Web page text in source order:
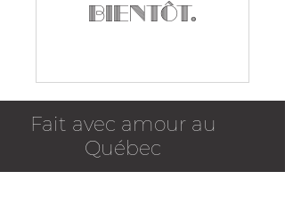
bientôt.
Fait avec amour au
Québec